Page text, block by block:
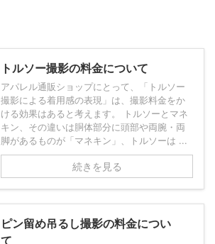
トルソー撮影の料金について
アパレル通販ショップにとって、「トルソー
撮影による着用感の表現」は、撮影料金をか
ける効果はあると考えます。 トルソーとマネ
キン、その違いは胴体部分に頭部や両腕・両
脚があるものが「マネキン」、トルソーは ...
続きを見る
ピン留め吊るし撮影の料金につい
て